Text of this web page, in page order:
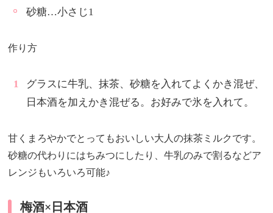
砂糖…小さじ1
作り方
グラスに牛乳、抹茶、砂糖を入れてよくかき混ぜ、
日本酒を加えかき混ぜる。お好みで氷を入れて。
甘くまろやかでとってもおいしい大人の抹茶ミルクです。
砂糖の代わりにはちみつにしたり、牛乳のみで割るなどア
レンジもいろいろ可能♪
梅酒×日本酒